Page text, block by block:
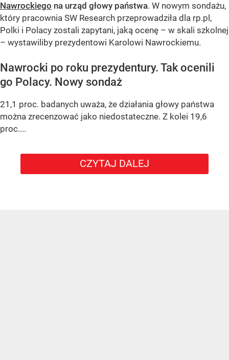
Nawrockiego na urząd głowy państwa. W nowym sondażu,
który pracownia SW Research przeprowadziła dla rp.pl,
Polki i Polacy zostali zapytani, jaką ocenę – w skali szkolnej
– wystawiliby prezydentowi Karolowi Nawrockiemu.
Nawrocki po roku prezydentury. Tak ocenili
go Polacy. Nowy sondaż
21,1 proc. badanych uważa, że działania głowy państwa
można zrecenzować jako niedostateczne. Z kolei 19,6
proc....
CZYTAJ DALEJ